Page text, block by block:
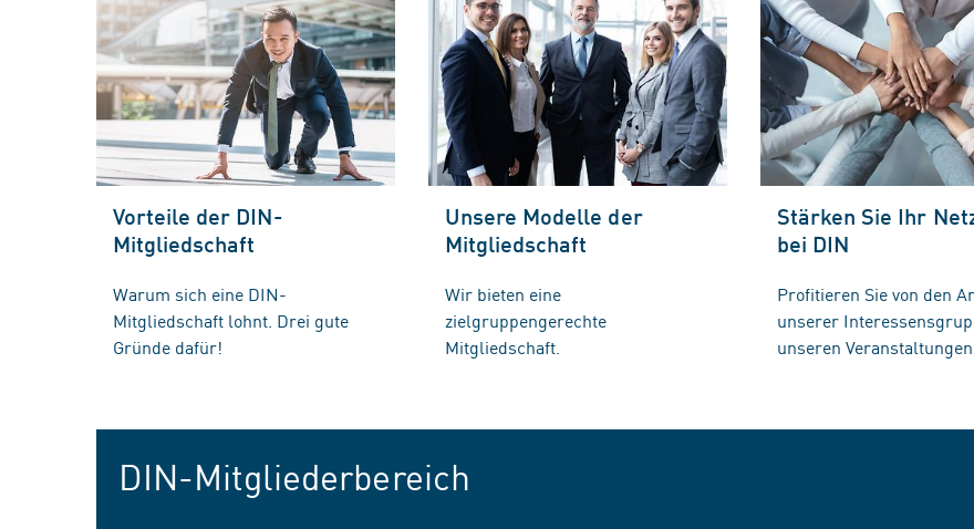
Vorteile der DIN-
Mitgliedschaft
Warum sich eine DIN-
Mitgliedschaft lohnt. Drei gute
Gründe dafür!
Unsere Modelle der
Mitgliedschaft
Wir bieten eine
zielgruppengerechte
Mitgliedschaft.
Stärken Sie Ihr
bei DIN
Profitieren Sie von den
unserer
unseren Veranstaltungen.
DIN-Mitgliederbereich